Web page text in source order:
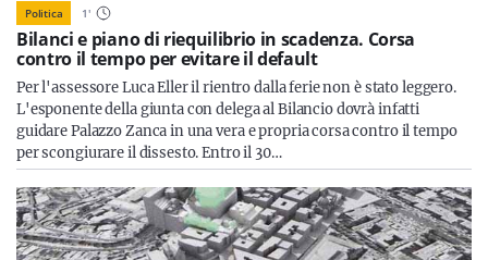
Politica 1'
Bilanci e piano di riequilibrio in scadenza. Corsa
contro il tempo per evitare il default
Per l'assessore Luca Eller il rientro dalla ferie non è stato leggero.
L'esponente della giunta con delega al Bilancio dovrà infatti
guidare Palazzo Zanca in una vera e propria corsa contro il tempo
per scongiurare il dissesto. Entro il 30…